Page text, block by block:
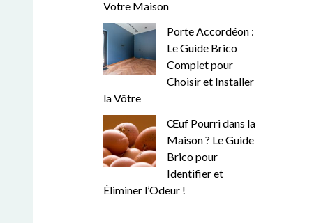
Votre Maison
Porte Accordéon :
Le Guide Brico
Complet pour
Choisir et Installer
la Vôtre
Œuf Pourri dans la
Maison ? Le Guide
Brico pour
Identifier et
Éliminer l’Odeur !